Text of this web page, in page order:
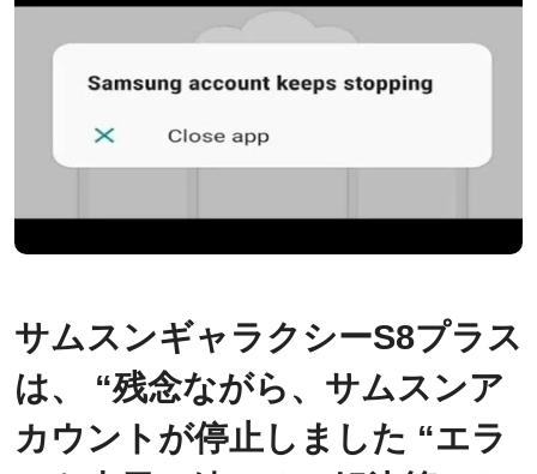
サムスンギャラクシーS8プラス
は、 “残念ながら、サムスンア
カウントが停止しました “エラ